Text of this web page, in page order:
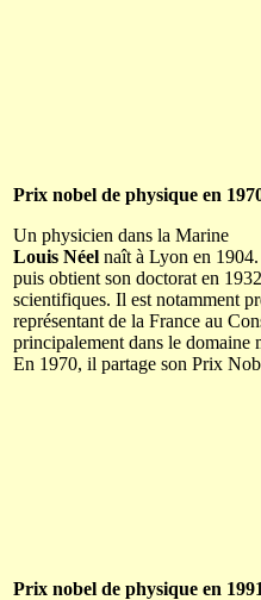
Prix nobel de physique en
Un physicien dans la Marine
Louis Néel naît à Lyon en
puis obtient son doctorat en
scientifiques. Il est notamment
représentant de la France au
principalement dans le domaine
En 1970, il partage son Prix
Prix nobel de physique en 1991